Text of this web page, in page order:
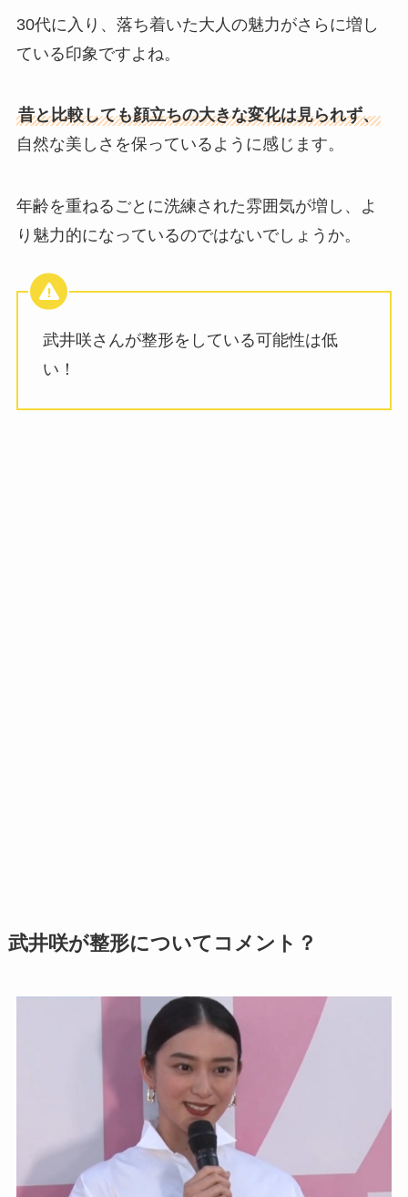
30代に入り、落ち着いた大人の魅力がさらに増し
ている印象ですよね。
昔と比較しても顔立ちの大きな変化は見られず、
自然な美しさを保っているように感じます。
年齢を重ねるごとに洗練された雰囲気が増し、よ
り魅力的になっているのではないでしょうか。
武井咲さんが整形をしている可能性は低
い！
武井咲が整形についてコメント？